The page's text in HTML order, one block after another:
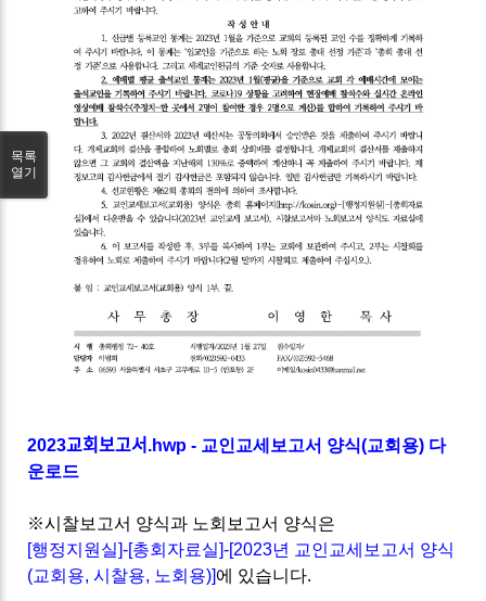
2023교회보고서.hwp - 교인교세보고서 양식(교회용) 다
운로드
※시찰보고서 양식과 노회보고서 양식은
[행정지원실]-[총회자료실]-[2023년 교인교세보고서 양식
(교회용, 시찰용, 노회용)]에 있습니다.
목록
열기